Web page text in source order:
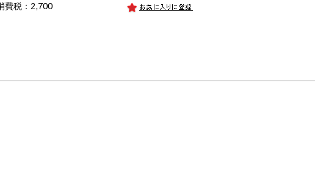
費税：2,700